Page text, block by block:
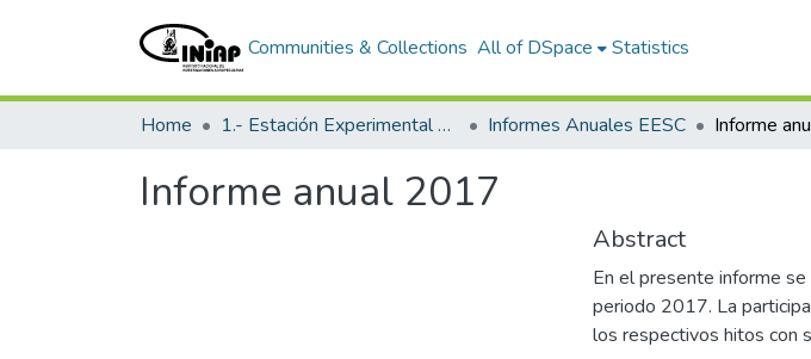
Communities & Collections All of DSpace Statistics
Home 1.- Estación Experimental Santa Catalina Informes Anuales EESC Informe
Informe anual 2017
Abstract
En el presente informe
periodo 2017. La
los respectivos hitos con